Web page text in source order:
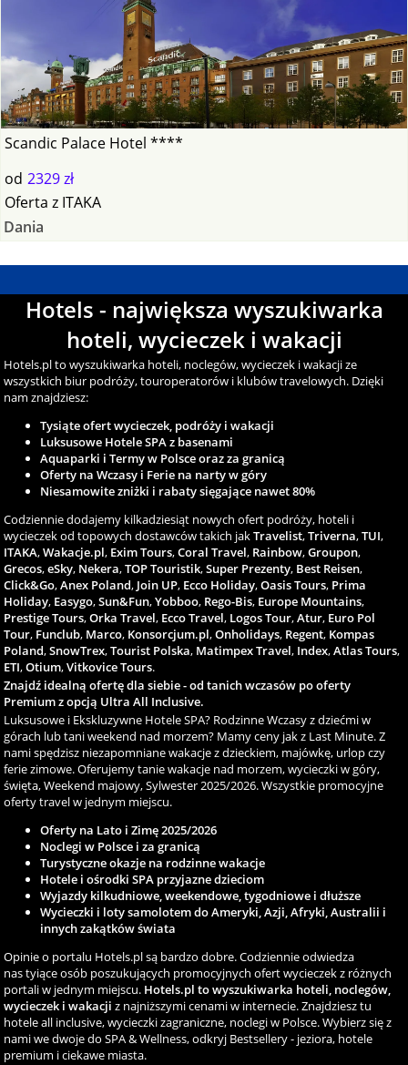
Scandic Palace Hotel ****
od 2329 zł
Oferta z ITAKA
Dania
Hotels - największa wyszukiwarka
hoteli, wycieczek i wakacji
Hotels.pl to wyszukiwarka hoteli, noclegów, wycieczek i wakacji ze
wszystkich biur podróży, touroperatorów i klubów travelowych. Dzięki
nam znajdziesz:
Tysiąte ofert wycieczek, podróży i wakacji
Luksusowe Hotele SPA z basenami
Aquaparki i Termy w Polsce oraz za granicą
Oferty na Wczasy i Ferie na narty w góry
Niesamowite zniżki i rabaty sięgające nawet 80%
Codziennie dodajemy kilkadziesiąt nowych ofert podróży, hoteli i
wycieczek od topowych dostawców takich jakTravelist,Triverna,TUI,
ITAKA,Wakacje.pl, Exim Tours,Coral Travel, Rainbow,Groupon,
Grecos,eSky, Nekera,TOP Touristik,Super Prezenty, Best Reisen,
Click&Go,Anex Poland, Join UP, Ecco Holiday,Oasis Tours, Prima
Holiday, Easygo,Sun&Fun,Yobboo, Rego-Bis, Europe Mountains,
Prestige Tours,Orka Travel, Ecco Travel, Logos Tour,Atur, Euro Pol
Tour, Funclub, Marco, Konsorcjum.pl,Onholidays, Regent, Kompas
Poland,SnowTrex,Tourist Polska, Matimpex Travel, Index,Atlas Tours,
ETI,Otium,Vitkovice Tours.
Znajdź idealną ofertę dla siebie - od tanich wczasów po oferty
Premium z opcją Ultra All Inclusive.
Luksusowe i Ekskluzywne Hotele SPA? Rodzinne Wczasy z dziećmi w
górach lub tani weekend nad morzem? Mamy ceny jak z Last Minute. Z
nami spędzisz niezapomniane wakacje z dzieckiem, majówkę, urlop czy
ferie zimowe. Oferujemy tanie wakacje nad morzem, wycieczki w góry,
święta, Weekend majowy, Sylwester 2025/2026. Wszystkie promocyjne
oferty travel w jednym miejscu.
Oferty na Lato i Zimę 2025/2026
Noclegi w Polsce i za granicą
Turystyczne okazje na rodzinne wakacje
Hotele i ośrodki SPA przyjazne dzieciom
Wyjazdy kilkudniowe, weekendowe, tygodniowe i dłuższe
Wycieczki i loty samolotem do Ameryki, Azji, Afryki, Australii i
innych zakątków świata
Opinie o portalu Hotels.pl są bardzo dobre. Codziennie odwiedza
nas tyiące osób poszukujących promocyjnych ofert wycieczek z różnych
portali w jednym miejscu. Hotels.pl to wyszukiwarka hoteli, noclegów,
wycieczek i wakacji z najniższymi cenami w internecie. Znajdziesz tu
hotele all inclusive, wycieczki zagraniczne, noclegi w Polsce. Wybierz się z
nami we dwoje do SPA & Wellness, odkryj Bestsellery - jeziora, hotele
premium i ciekawe miasta.